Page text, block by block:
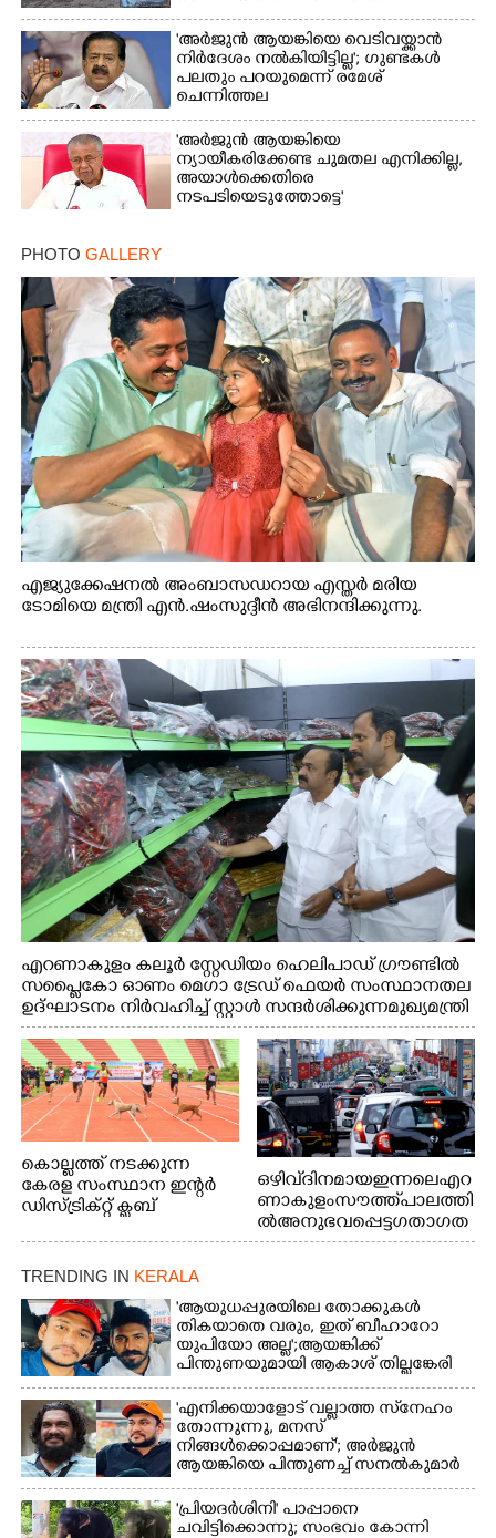
വിമർശനം
'അർജുൻ ആയങ്കിയെ വെടിവയ്ക്കാൻ
നിർദേശം നൽകിയിട്ടില്ല'; ഗുണ്ടകൾ
പലതും പറയുമെന്ന് രമേശ്
ചെന്നിത്തല
'അർജുൻ ആയങ്കിയെ
ന്യായീകരിക്കേണ്ട ചുമതല എനിക്കില്ല,
അയാൾക്കെതിരെ
നടപടിയെടുത്തോട്ടെ'
PHOTO GALLERY
എജ്യുക്കേഷനൽ അംബാസഡറായ എസ്തർ മരിയ
ടോമിയെ മന്ത്രി എൻ.ഷംസുദ്ദീൻ അഭിനന്ദിക്കുന്നു.
എറണാകുളം കലൂർ സ്റ്റേഡിയം ഹെലിപാഡ് ഗ്രൗണ്ടിൽ
സപ്ളൈകോ ഓണം മെഗാ ട്രേഡ് ഫെയർ സംസ്ഥാനതല
ഉദ്ഘാടനം നിർവഹിച്ച് സ്റ്റാൾ സന്ദർശിക്കുന്ന മുഖ്യമന്ത്രി
വി.ഡി. സതീശൻ. മന്ത്രി അനൂപ് ജേക്കബ് സമീപം
കൊല്ലത്ത് നടക്കുന്ന
കേരള സംസ്ഥാന ഇന്റർ
ഡിസ്ട്രിക്റ്റ് ക്ലബ്
20 ആൺകുട്ടികളുടെ 200
മത്സരത്തിനിടെ സിന്തറ്റിക്
ട്രാക്കിന് കുറുകെ ഓടുന്ന
നായകൾ.
ഒഴിവ് ദിനമായ ഇന്നലെ എറ
ണാകുളം സൗത്ത് പാലത്തി
ൽ അനുഭവപ്പെട്ട ഗതാഗത
ക്കുരുക്ക്
TRENDING IN KERALA
'ആയുധപ്പുരയിലെ തോക്കുകൾ
തികയാതെ വരും, ഇത് ബീഹാറോ
യുപിയോ അല്ല';ആയങ്കിക്ക്
പിന്തുണയുമായി ആകാശ് തില്ലങ്കേരി
'എനിക്കയാളോട് വല്ലാത്ത സ്‌നേഹം
തോന്നുന്നു, മനസ്
നിങ്ങൾക്കൊപ്പമാണ്'; അർജുൻ
ആയങ്കിയെ പിന്തുണച്ച് സനൽകുമാർ
'പ്രിയദർശിനി' പാപ്പാനെ
ചവിട്ടിക്കൊന്നു; സംഭവം കോന്നി